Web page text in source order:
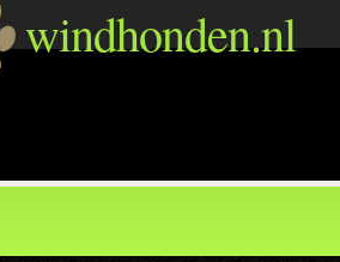
windhonden.nl